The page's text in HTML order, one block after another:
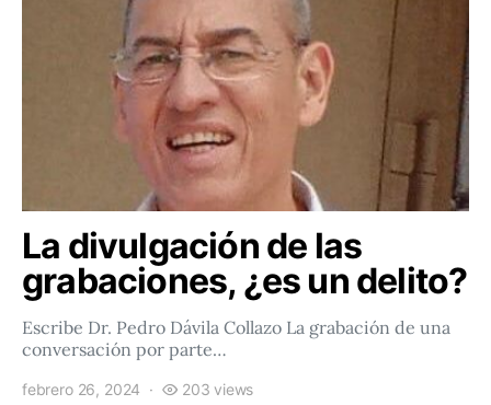
La divulgación de las
grabaciones, ¿es un delito?
Escribe Dr. Pedro Dávila Collazo La grabación de una
conversación por parte…
febrero 26, 2024 203 views